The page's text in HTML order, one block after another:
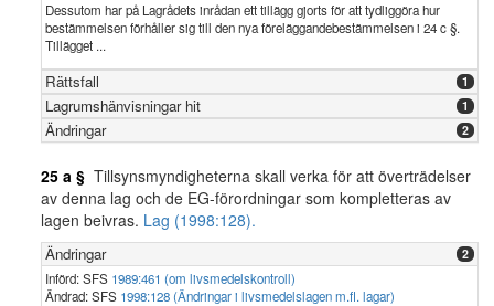
Dessutom har på Lagrådets inrådan ett tillägg gjorts för att tydliggöra hur
bestämmelsen förhåller sig till den nya föreläggandebestämmelsen i 24 c §.
Tillägget ...
Rättsfall 1
Lagrumshänvisningar hit 1
Ändringar 2
25 a § Tillsynsmyndigheterna skall verka för att överträdelser
av denna lag och de EG-förordningar som kompletteras av
lagen beivras. Lag (1998:128).
Ändringar 2
Införd: SFS 1989:461 (om livsmedelskontroll)
Ändrad: SFS 1998:128 (Ändringar i livsmedelslagen m.fl. lagar)